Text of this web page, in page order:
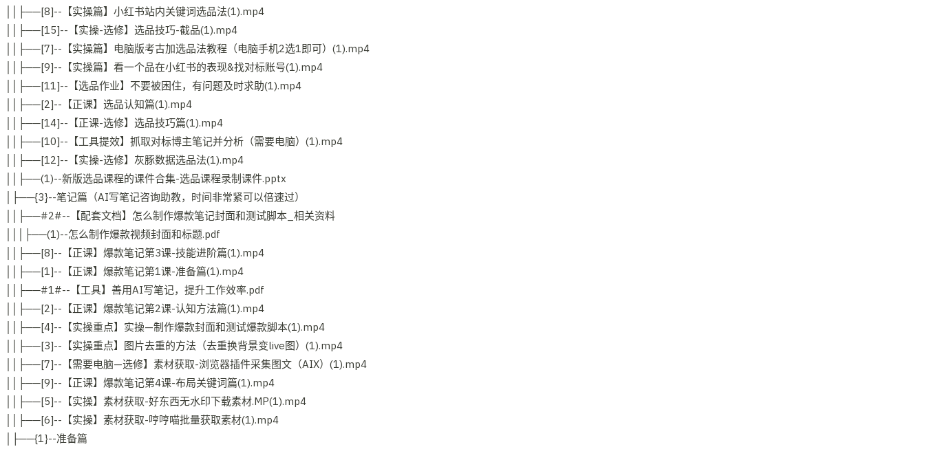
││├──[8]--【实操篇】小红书站内关键词选品法(1).mp4
││├──[15]--【实操-选修】选品技巧-截品(1).mp4
││├──[7]--【实操篇】电脑版考古加选品法教程（电脑手机2选1即可）(1).mp4
││├──[9]--【实操篇】看一个品在小红书的表现&找对标账号(1).mp4
││├──[11]--【选品作业】不要被困住，有问题及时求助(1).mp4
││├──[2]--【正课】选品认知篇(1).mp4
││├──[14]--【正课-选修】选品技巧篇(1).mp4
││├──[10]--【工具提效】抓取对标博主笔记并分析（需要电脑）(1).mp4
││├──[12]--【实操-选修】灰豚数据选品法(1).mp4
││├──(1)--新版选品课程的课件合集-选品课程录制课件.pptx
│├──{3}--笔记篇（AI写笔记咨询助教，时间非常紧可以倍速过）
││├──#2#--【配套文档】怎么制作爆款笔记封面和测试脚本_相关资料
│││├──(1)--怎么制作爆款视频封面和标题.pdf
││├──[8]--【正课】爆款笔记第3课-技能进阶篇(1).mp4
││├──[1]--【正课】爆款笔记第1课-准备篇(1).mp4
││├──#1#--【工具】善用AI写笔记，提升工作效率.pdf
││├──[2]--【正课】爆款笔记第2课-认知方法篇(1).mp4
││├──[4]--【实操重点】实操—制作爆款封面和测试爆款脚本(1).mp4
││├──[3]--【实操重点】图片去重的方法（去重换背景变live图）(1).mp4
││├──[7]--【需要电脑—选修】素材获取-浏览器插件采集图文（AIX）(1).mp4
││├──[9]--【正课】爆款笔记第4课-布局关键词篇(1).mp4
││├──[5]--【实操】素材获取-好东西无水印下载素材.MP(1).mp4
││├──[6]--【实操】素材获取-哼哼喵批量获取素材(1).mp4
│├──{1}--准备篇